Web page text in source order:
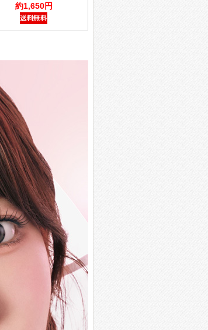
約1,650円